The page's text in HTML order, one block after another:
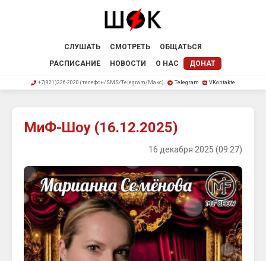
СЛУШАТЬ СМОТРЕТЬ
ОБЩАТЬСЯ
РАСПИСАНИЕ
НОВОСТИ О НАС ДОНАТ
+7(921)326-2020 (телефон/SMS/Telegram/Макс) Telegram VKontakte
МиФ-Шоу (16.12.2025)
16 декабря 2025 (09:27)